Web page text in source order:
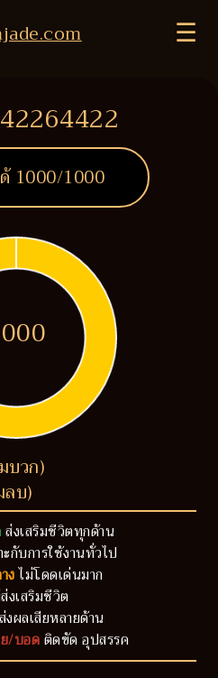
☰
1000/1000
บวก)
บ)
ส่งเสริมชีวิตทุกด้าน
ะกับการใช้งานทั่วไป
งไม่โดดเด่นมาก
งเสริมชีวิต
ส่งผลเสียหลายด้าน
/บอดติดขัด อุปสรรค